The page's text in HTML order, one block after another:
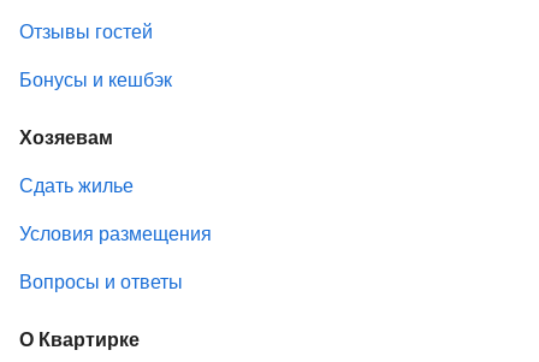
Отзывы гостей
Бонусы и кешбэк
Хозяевам
Сдать жилье
Условия размещения
Вопросы и ответы
О Квартирке